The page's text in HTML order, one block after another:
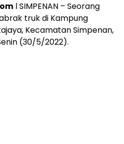
l SIMPENAN – Seorang
truk di Kampung
Kecamatan Simpenan,
(30/5/2022).